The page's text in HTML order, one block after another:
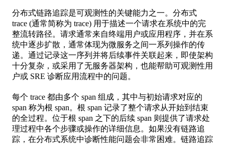
分布式链路追踪是可观测性的关键能力之一。分布式
trace (通常简称为 trace) 用于描述一个请求在系统中的完
整流转路径。请求通常来自终端用户或应用程序，并在系
统中逐步扩散，通常体现为微服务之间一系列操作的传
递。通过记录这一序列并将后续事件关联起来，即使架构
十分复杂，或采用了无服务器架构，也能帮助可观测性用
户或 SRE 诊断应用流程中的问题。
每个 trace 都由多个 span 组成，其中与初始请求对应的
span 称为根 span。根 span 记录了整个请求从开始到结束
的全过程。位于根 span 之下的后续 span 则提供了请求处
理过程中各个步骤或操作的详细信息。如果没有链路追
踪，在分布式系统中诊断性能问题会非常困难。链路追踪